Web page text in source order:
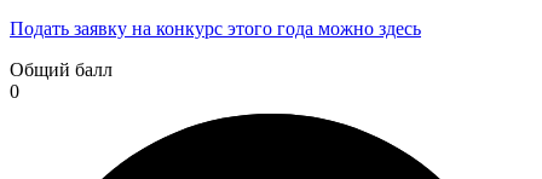
Подать заявку на конкурс этого года можно здесь
Общий балл
0